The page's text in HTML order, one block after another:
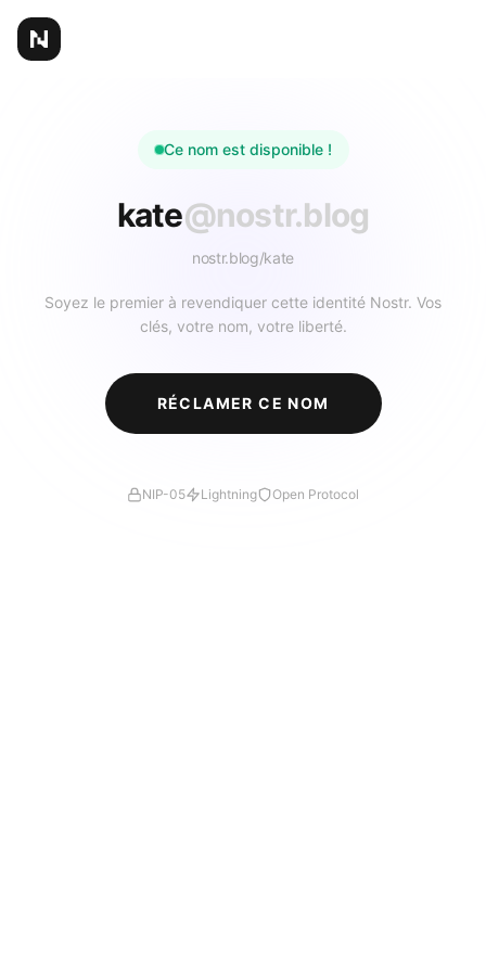
Ce nom est disponible !
kate@nostr.blog
nostr.blog/kate
Soyez le premier à revendiquer cette identité Nostr. Vos
clés, votre nom, votre liberté.
RÉCLAMER CE NOM
NIP-05 Lightning Open Protocol